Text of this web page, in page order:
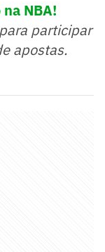
NBA!
participar
apostas.